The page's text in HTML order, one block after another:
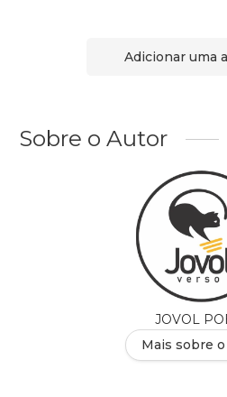
Adicionar uma
Sobre o Autor
JOVOL
Mais sobre